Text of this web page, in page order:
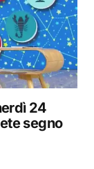
24
segno